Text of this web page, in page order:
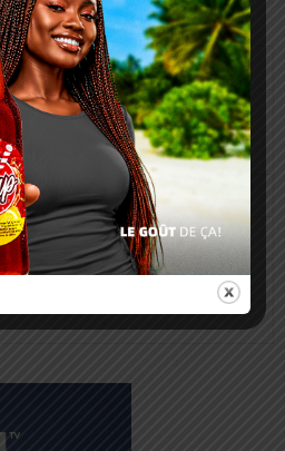
août 2026
J V S D
1 2
7 8 9
13 14
20 21 22 23
27 28 29 30